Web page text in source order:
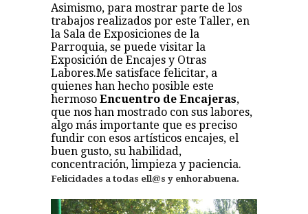
Asimismo, para mostrar parte de los
trabajos realizados por este Taller, en
la Sala de Exposiciones de la
Parroquia, se puede visitar la
Exposición de Encajes y Otras
Labores.Me satisface felicitar, a
quienes han hecho posible este
hermoso Encuentro de Encajeras,
que nos han mostrado con sus labores,
algo más importante que es preciso
fundir con esos artísticos encajes, el
buen gusto, su habilidad,
concentración, limpieza y paciencia.
Felicidades a todas ell@s y enhorabuena.